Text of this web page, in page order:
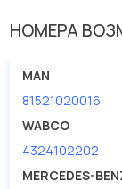
НОМЕРА
MAN
81521020016
WABCO
4324102202
MERCEDES-